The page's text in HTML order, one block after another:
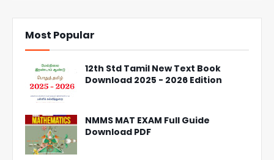
Most Popular
12th Std Tamil New Text Book
Download 2025 - 2026 Edition
NMMS MAT EXAM Full Guide
Download PDF